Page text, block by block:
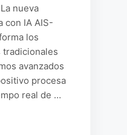
nueva
con IA AIS-
los
tradicionales
avanzados
procesa
real de …